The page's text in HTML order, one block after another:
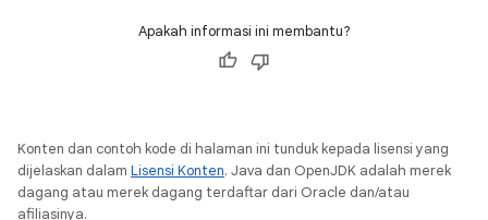
Apakah informasi ini membantu?
Konten dan contoh kode di halaman ini tunduk kepada lisensi yang
dijelaskan dalam Lisensi Konten. Java dan OpenJDK adalah merek
dagang atau merek dagang terdaftar dari Oracle dan/atau
afiliasinya.